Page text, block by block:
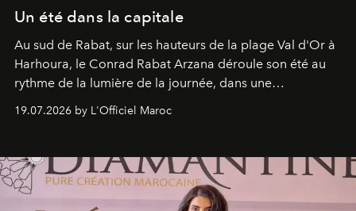
Un été dans la capitale
Au sud de Rabat, sur les hauteurs de la plage Val d'Or à
Harhoura, le Conrad Rabat Arzana déroule son été au
rythme de la lumière de la journée, dans une
rendez-vous avec l’océan.
19.07.2026 by L'Officiel Maroc